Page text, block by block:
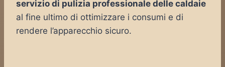
servizio di pulizia professionale delle caldaie
al fine ultimo di ottimizzare i consumi e di
rendere l’apparecchio sicuro.